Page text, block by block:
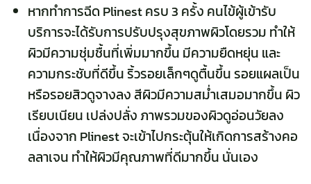
หากทำการฉีด Plinest ครบ 3 ครั้ง คนไข้ผู้เข้ารับ
บริการจะได้รับการปรับปรุงสุขภาพผิวโดยรวม ทำให้
ผิวมีความชุ่มชื้นที่เพิ่มมากขึ้น มีความยืดหยุ่น และ
ความกระชับที่ดีขึ้น ริ้วรอยเล็กๆดูตื้นขึ้น รอยแผลเป็น
หรือรอยสิวดูจางลง สีผิวมีความสม่ำเสมอมากขึ้น ผิว
เรียบเนียน เปล่งปลั่ง ภาพรวมของผิวดูอ่อนวัยลง
เนื่องจาก Plinest จะเข้าไปกระตุ้นให้เกิดการสร้างคอ
ลลาเจน ทำให้ผิวมีคุณภาพที่ดีมากขึ้น นั่นเอง